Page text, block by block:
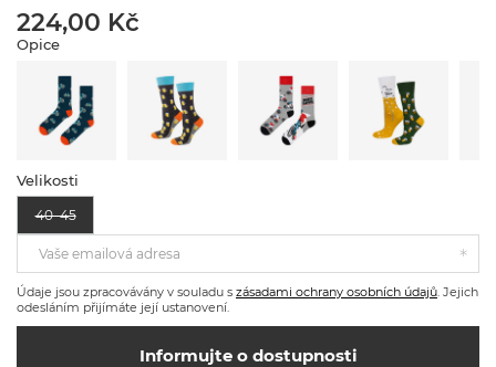
224,00 Kč
Opice
Velikosti
40–45
Vaše emailová adresa
Údaje jsou zpracovávány v souladu s zásadami ochrany osobních údajů. Jejich
odesláním přijímáte její ustanovení.
Informujte o dostupnosti